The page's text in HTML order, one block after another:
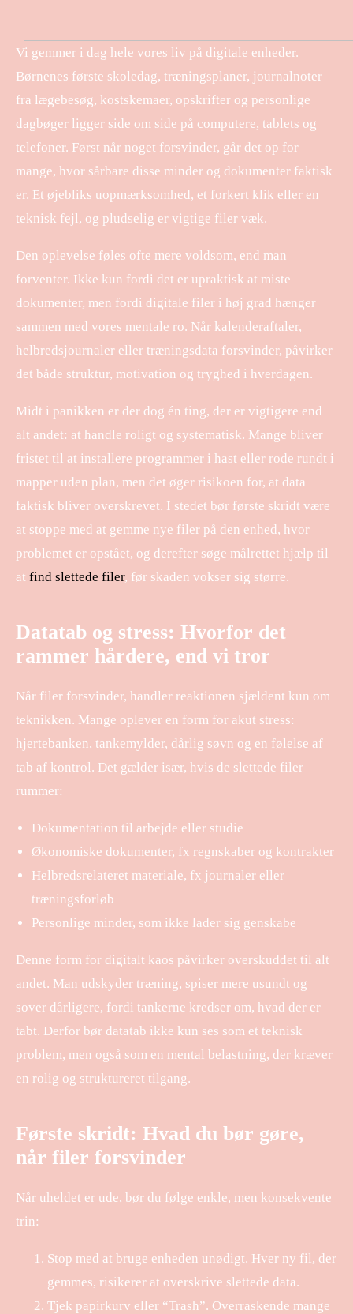
Vi gemmer i dag hele vores liv på digitale enheder.
Børnenes første skoledag, træningsplaner, journalnoter
fra lægebesøg, kostskemaer, opskrifter og personlige
dagbøger ligger side om side på computere, tablets og
telefoner. Først når noget forsvinder, går det op for
mange, hvor sårbare disse minder og dokumenter faktisk
er. Et øjebliks uopmærksomhed, et forkert klik eller en
teknisk fejl, og pludselig er vigtige filer væk.
Den oplevelse føles ofte mere voldsom, end man
forventer. Ikke kun fordi det er upraktisk at miste
dokumenter, men fordi digitale filer i høj grad hænger
sammen med vores mentale ro. Når kalenderaftaler,
helbredsjournaler eller træningsdata forsvinder, påvirker
det både struktur, motivation og tryghed i hverdagen.
Midt i panikken er der dog én ting, der er vigtigere end
alt andet: at handle roligt og systematisk. Mange bliver
fristet til at installere programmer i hast eller rode rundt i
mapper uden plan, men det øger risikoen for, at data
faktisk bliver overskrevet. I stedet bør første skridt være
at stoppe med at gemme nye filer på den enhed, hvor
problemet er opstået, og derefter søge målrettet hjælp til
at find slettede filer, før skaden vokser sig større.
Datatab og stress: Hvorfor det
rammer hårdere, end vi tror
Når filer forsvinder, handler reaktionen sjældent kun om
teknikken. Mange oplever en form for akut stress:
hjertebanken, tankemylder, dårlig søvn og en følelse af
tab af kontrol. Det gælder især, hvis de slettede filer
rummer:
Dokumentation til arbejde eller studie
Økonomiske dokumenter, fx regnskaber og kontrakter
Helbredsrelateret materiale, fx journaler eller
træningsforløb
Personlige minder, som ikke lader sig genskabe
Denne form for digitalt kaos påvirker overskuddet til alt
andet. Man udskyder træning, spiser mere usundt og
sover dårligere, fordi tankerne kredser om, hvad der er
tabt. Derfor bør datatab ikke kun ses som et teknisk
problem, men også som en mental belastning, der kræver
en rolig og struktureret tilgang.
Første skridt: Hvad du bør gøre,
når filer forsvinder
Når uheldet er ude, bør du følge enkle, men konsekvente
trin:
Stop med at bruge enheden unødigt. Hver ny fil, der
gemmes, risikerer at overskrive slettede data.
Tjek papirkurv eller “Trash”. Overraskende mange